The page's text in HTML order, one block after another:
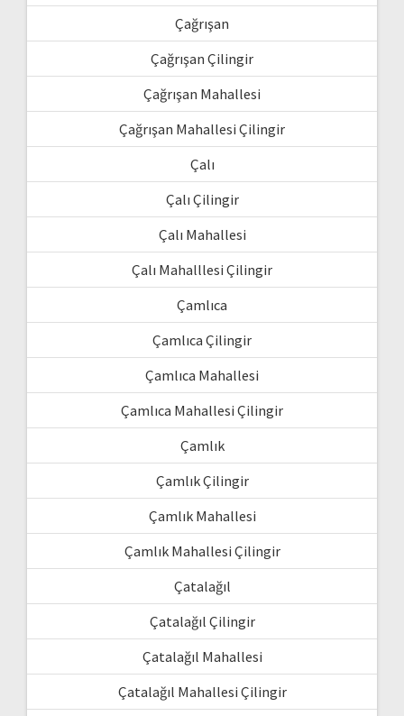
Çağrışan
Çağrışan Çilingir
Çağrışan Mahallesi
Çağrışan Mahallesi Çilingir
Çalı
Çalı Çilingir
Çalı Mahallesi
Çalı Mahalllesi Çilingir
Çamlıca
Çamlıca Çilingir
Çamlıca Mahallesi
Çamlıca Mahallesi Çilingir
Çamlık
Çamlık Çilingir
Çamlık Mahallesi
Çamlık Mahallesi Çilingir
Çatalağıl
Çatalağıl Çilingir
Çatalağıl Mahallesi
Çatalağıl Mahallesi Çilingir